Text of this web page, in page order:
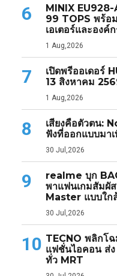
6
MINIX
99 TOPS พร้
เอเตอร์และองค์
1 Aug,2026
7
เปิดพรีออเดอร์
13 สิงหาคม
1 Aug,2026
8
เสียงคือตัวตน:
ฟังที่ออกแบบมา
30 Jul,2026
9
realme บุก
พาแฟนเกมสัมผั
Master แบบใก
30 Jul,2026
10 TECNO พลิกโ
แฟชั่นไอคอน ส่
ทั่ว MRT